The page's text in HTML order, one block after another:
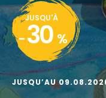
JUSQU'À
- 30 %
JUSQU’AU